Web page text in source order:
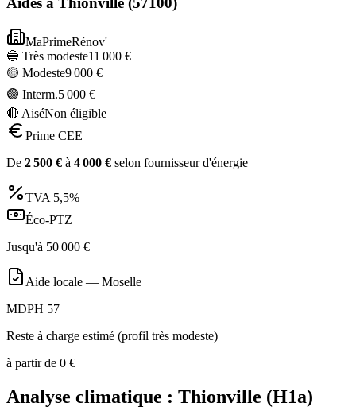
MaPrimeRénov'
🔵 Très modeste11 000 €
🟡 Modeste9 000 €
🟣 Interm.5 000 €
🔴 AiséNon éligible
Prime CEE
De 2 500 € à 4 000 € selon fournisseur d'énergie
TVA 5,5%
Éco-PTZ
Jusqu'à 50 000 €
Aide locale — Moselle
MDPH 57
Reste à charge estimé (profil très modeste)
à partir de 0 €
Analyse climatique : Thionville (H1a)